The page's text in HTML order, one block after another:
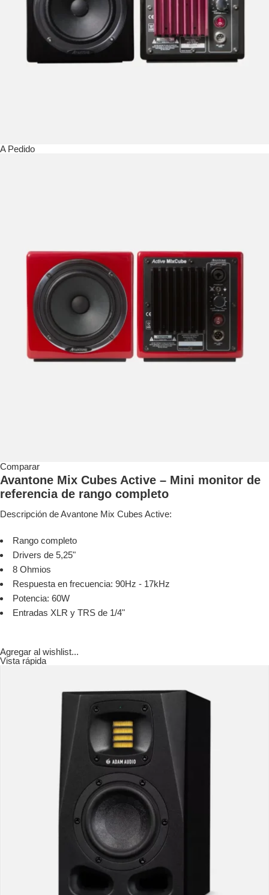
A Pedido
Comparar
Avantone Mix Cubes Active – Mini monitor de
referencia de rango completo
Descripción de Avantone Mix Cubes Active:
Rango completo
Drivers de 5,25"
8 Ohmios
Respuesta en frecuencia: 90Hz - 17kHz
Potencia: 60W
Entradas XLR y TRS de 1/4"
Agregar al wishlist...
Vista rápida